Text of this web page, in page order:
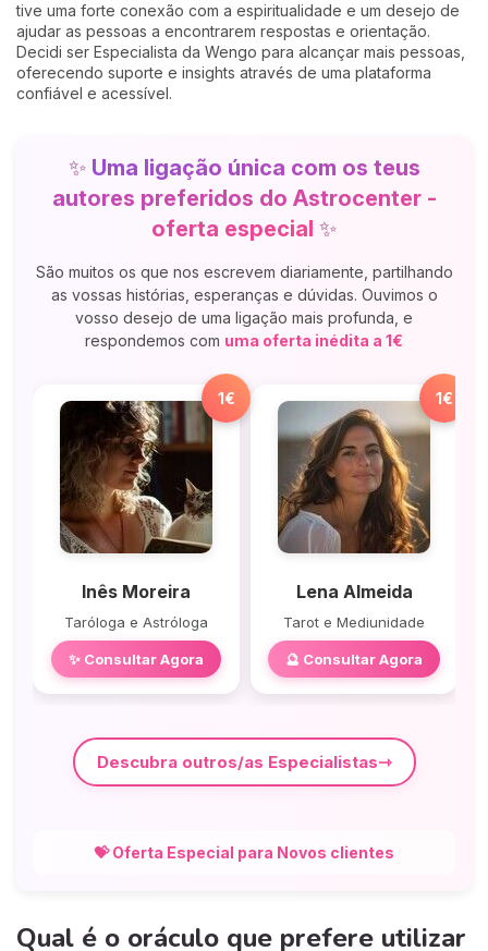
tive uma forte conexão com a espiritualidade e um desejo de
ajudar as pessoas a encontrarem respostas e orientação.
Decidi ser Especialista da Wengo para alcançar mais pessoas,
oferecendo suporte e insights através de uma plataforma
confiável e acessível.
✨ Uma ligação única com os teus
autores preferidos do Astrocenter -
oferta especial ✨
São muitos os que nos escrevem diariamente, partilhando
as vossas histórias, esperanças e dúvidas. Ouvimos o
vosso desejo de uma ligação mais profunda, e
respondemos com uma oferta inédita a 1€
1€
Inês Moreira
Taróloga e Astróloga
✨ Consultar Agora
1€
Lena Almeida
Tarot e Mediunidade
🔮 Consultar Agora
Descubra outros/as Especialistas
💝 Oferta Especial para Novos clientes
Qual é o oráculo que prefere utilizar